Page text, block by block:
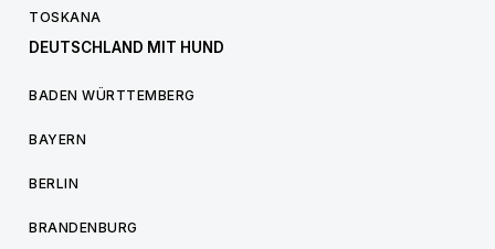
TOSKANA
DEUTSCHLAND MIT HUND
BADEN WÜRTTEMBERG
BAYERN
BERLIN
BRANDENBURG